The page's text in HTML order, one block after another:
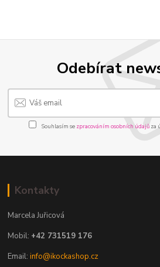
Odebírat
Souhlasím se zpracováním osobních údajůza
Kontakty
Marcela Juřicová
Mobil: +42 731519 176
Email:info@ikockashop.cz